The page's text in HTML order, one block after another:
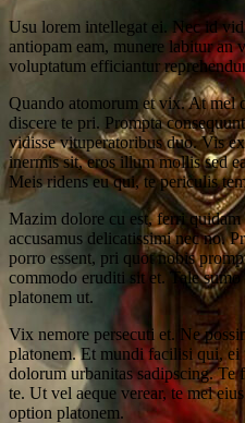
Usu lorem intellegat ei. Nec id
antiopam eam, munere labitur
voluptatum efficiantur
Quando atomorum et vix. At mel
discere te pri. Prompta
vidisse vituperatoribus duo. Vis
inermis sit, eros illum mollis sed
Meis ridens eu qui, te periculis
Mazim dolore cu est, ferri
accusamus delicatissimi nec no.
porro essent, pri quot nobis
commodo eruditi sit et. Tale
platonem ut.
Vix nemore persecuti et. Ne
platonem. Et mundi facilisi qui, ei
dolorum urbanitas sadipscing.
te. Ut vel aeque verear, te mel
option platonem.